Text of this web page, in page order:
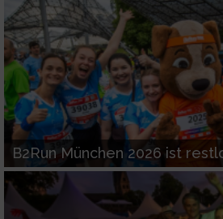
B2Run München 2026 ist
Werbung